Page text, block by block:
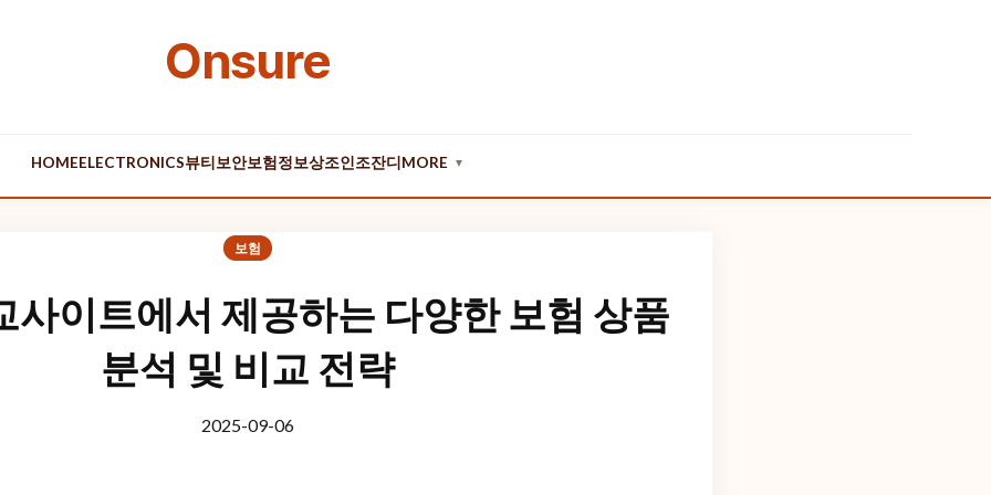
Onsure
HOMEELECTRONICS뷰티 보안보험정보상조인조잔디 MORE ▼
보험
사이트에서 제공하는 다양한 보험 상품
분석 및 비교 전략
2025-09-06